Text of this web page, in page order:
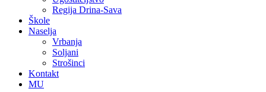
Regija Drina-Sava
Škole
Naselja
Vrbanja
Soljani
Strošinci
Kontakt
MU